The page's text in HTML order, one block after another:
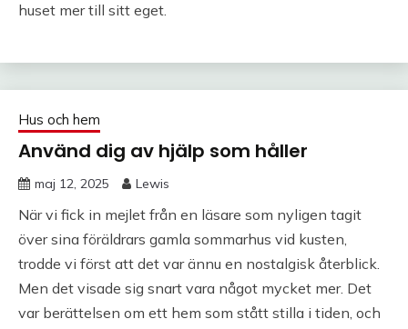
huset mer till sitt eget.
Hus och hem
Använd dig av hjälp som håller
maj 12, 2025 Lewis
När vi fick in mejlet från en läsare som nyligen tagit
över sina föräldrars gamla sommarhus vid kusten,
trodde vi först att det var ännu en nostalgisk återblick.
Men det visade sig snart vara något mycket mer. Det
var berättelsen om ett hem som stått stilla i tiden, och